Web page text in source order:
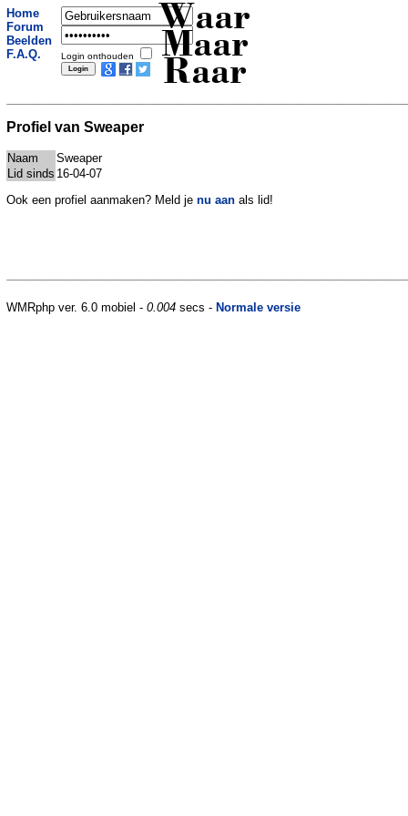
Home
Forum
Beelden
F.A.Q.
Login onthouden
Waar
Maar
Raar
Profiel van Sweaper
Naam
Sweaper
Lid sinds 16-04-07
Ook een profiel aanmaken? Meld je nu aan als lid!
WMRphp ver. 6.0 mobiel - 0.004 secs - Normale versie